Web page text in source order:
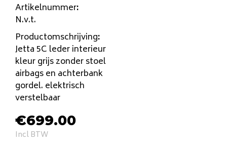
Artikelnummer:
N.v.t.
Productomschrijving:
Jetta 5C leder interieur
kleur grijs zonder stoel
airbags en achterbank
gordel. elektrisch
verstelbaar
€699.00
Incl BTW